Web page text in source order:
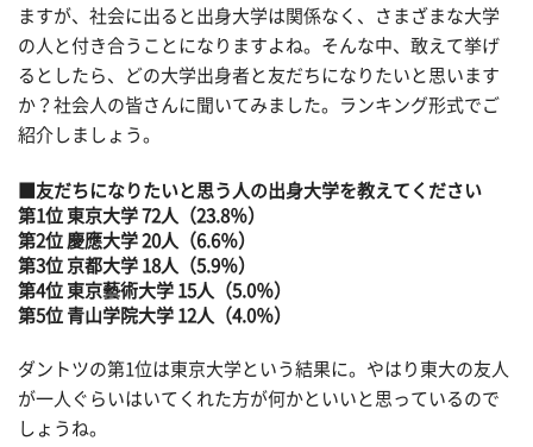
ますが、社会に出ると出身大学は関係なく、さまざまな大学
の人と付き合うことになりますよね。そんな中、敢えて挙げ
るとしたら、どの大学出身者と友だちになりたいと思います
か？社会人の皆さんに聞いてみました。ランキング形式でご
紹介しましょう。
■友だちになりたいと思う人の出身大学を教えてください
第1位 東京大学 72人（23.8％）
第2位 慶應大学 20人（6.6％）
第3位 京都大学 18人（5.9％）
第4位 東京藝術大学 15人（5.0％）
第5位 青山学院大学 12人（4.0％）
ダントツの第1位は東京大学という結果に。やはり東大の友人
が一人ぐらいはいてくれた方が何かといいと思っているので
しょうね。